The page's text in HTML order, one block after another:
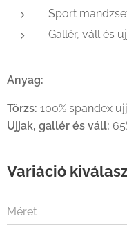
Sport
Gallér, váll és
Anyag:
Törzs: 100% spandex
Ujjak, gallér és váll:
Variáció
Méret